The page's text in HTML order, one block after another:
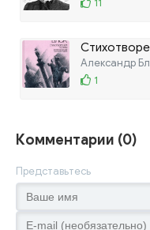
Александр
1
Комментарии (0)
Представьтесь